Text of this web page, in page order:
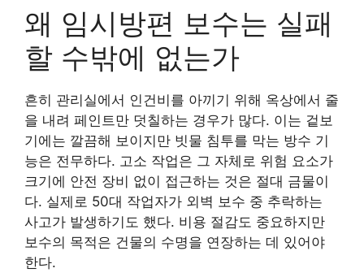
왜 임시방편 보수는 실패
할 수밖에 없는가
흔히 관리실에서 인건비를 아끼기 위해 옥상에서 줄
을 내려 페인트만 덧칠하는 경우가 많다. 이는 겉보
기에는 깔끔해 보이지만 빗물 침투를 막는 방수 기
능은 전무하다. 고소 작업은 그 자체로 위험 요소가
크기에 안전 장비 없이 접근하는 것은 절대 금물이
다. 실제로 50대 작업자가 외벽 보수 중 추락하는
사고가 발생하기도 했다. 비용 절감도 중요하지만
보수의 목적은 건물의 수명을 연장하는 데 있어야
한다.